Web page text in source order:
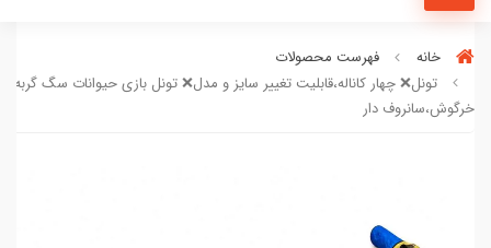
خانه
فهرست محصولات
تونل❌ چهار کاناله،قابلیت تغییر سایز و مدل❌ تونل بازی حیوانات سگ گربه
خرگوش،سانروف دار